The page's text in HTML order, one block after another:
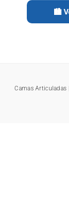
🏙️
Camas Articuladas